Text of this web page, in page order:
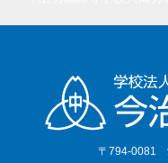
〒794-0081